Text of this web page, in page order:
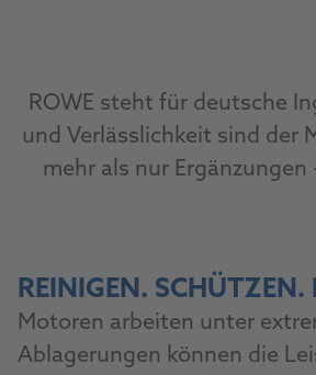
ROWE steht für deutsche
und Verlässlichkeit sind der
mehr als nur
REINIGEN. SCHÜTZEN.
Motoren arbeiten unter
Ablagerungen können die